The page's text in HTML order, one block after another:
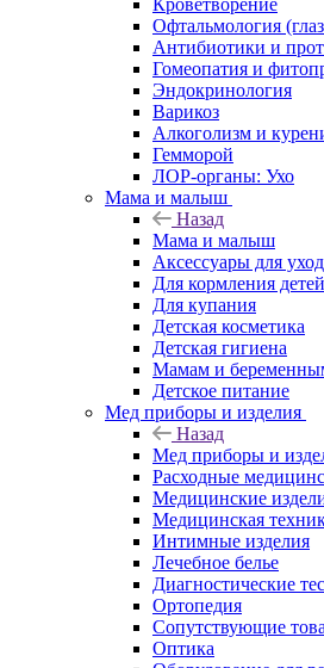
Кроветворение
Офтальмология
Антибиотики и
Гомеопатия и
Эндокринология
Варикоз
Алкоголизм и
Гемморой
ЛОР-органы: Ухо
Мама и малыш
Назад
Мама и малыш
Аксессуары для
Для кормления детей
Для купания
Детская косметика
Детская гигиена
Мамам и
Детское питание
Мед приборы и изделия
Назад
Мед приборы и
Расходные
Медицинские
Медицинская
Интимные изделия
Лечебное белье
Диагностические
Ортопедия
Сопутствующие
Оптика